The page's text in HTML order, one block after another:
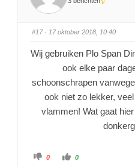
#17· 17 oktober 2018, 10:40
Wij gebruiken Plo Span
ook elke paar
schoonschrapen
ook niet zo lekker,
vlammen! Wat gaat
0 0